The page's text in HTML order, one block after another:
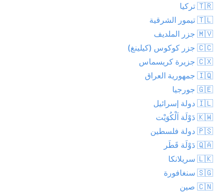
🇹🇷 تركيا
🇹🇱 تيمور الشرقية
🇲🇻 جزر الملديف
🇨🇨 جزر كوكوس (كيلينغ)
🇨🇽 جزيرة كريسماس
🇮🇶 جمهورية العراق
🇬🇪 جورجيا
🇮🇱 دولة إسرائيل
🇰🇼 دَوْلَة اَلْكُوَيْت
🇵🇸 دولة فلسطين
🇶🇦 دَوْلَة قَطَر
🇱🇰 سريلانكا
🇸🇬 سنغافورة
🇨🇳 صين